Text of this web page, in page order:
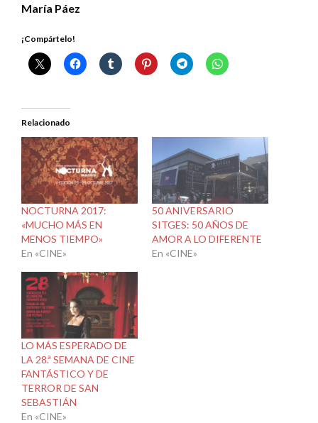
María Páez
¡Compártelo!
Relacionado
NOCTURNA 2017:
«MUCHO MÁS EN
MENOS TIEMPO»
En «CINE»
50 ANIVERSARIO
SITGES: 50 AÑOS DE
AMOR A LO DIFERENTE
En «CINE»
LO MÁS ESPERADO DE
LA 28.ª SEMANA DE CINE
FANTÁSTICO Y DE
TERROR DE SAN
SEBASTIÁN
En «CINE»